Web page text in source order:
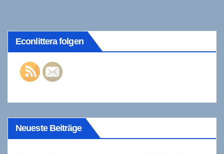
Econlittera folgen
Neueste Beiträge